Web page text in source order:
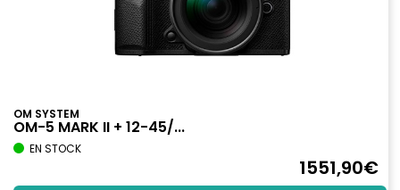
OM SYSTEM
OM-5 MARK II + 12-45/...
EN STOCK
1551,90€